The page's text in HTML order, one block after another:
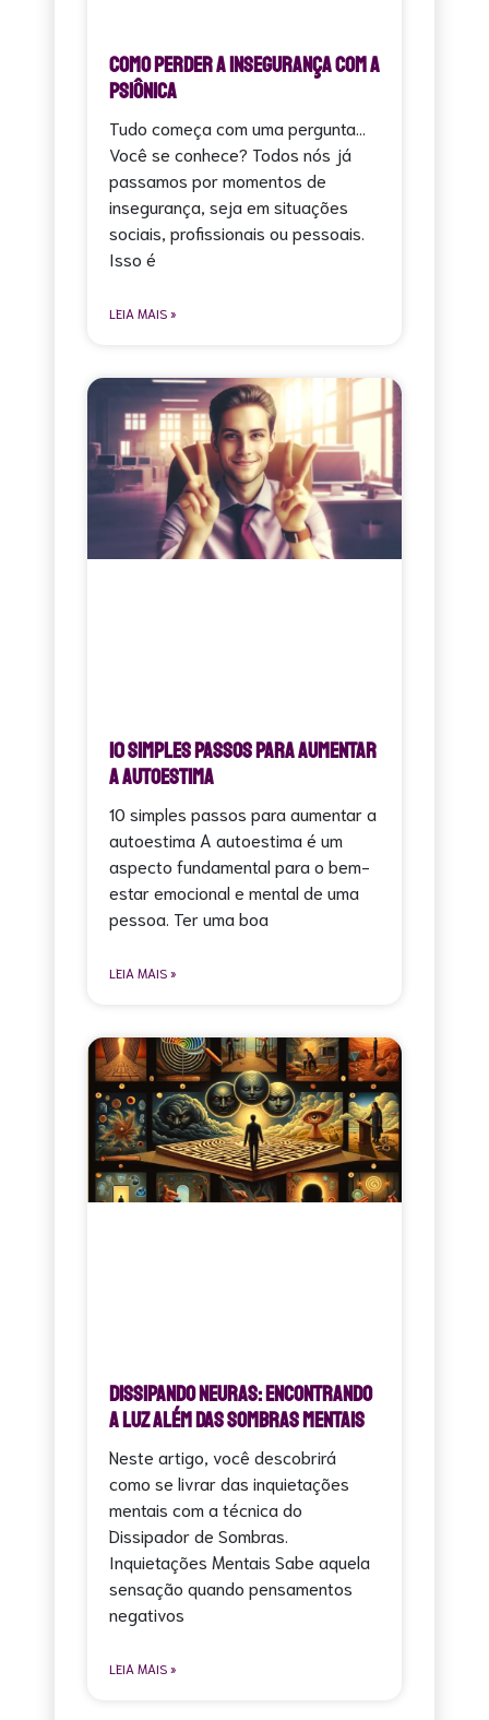
Como perder a insegurança com a
Psiônica
Tudo começa com uma pergunta…
Você se conhece? Todos nós já
passamos por momentos de
insegurança, seja em situações
sociais, profissionais ou pessoais.
Isso é
LEIA MAIS »
10 Simples Passos para Aumentar
a Autoestima
10 simples passos para aumentar a
autoestima A autoestima é um
aspecto fundamental para o bem-
estar emocional e mental de uma
pessoa. Ter uma boa
LEIA MAIS »
Dissipando Neuras: Encontrando
a Luz Além das Sombras Mentais
Neste artigo, você descobrirá
como se livrar das inquietações
mentais com a técnica do
Dissipador de Sombras.
Inquietações Mentais Sabe aquela
sensação quando pensamentos
negativos
LEIA MAIS »